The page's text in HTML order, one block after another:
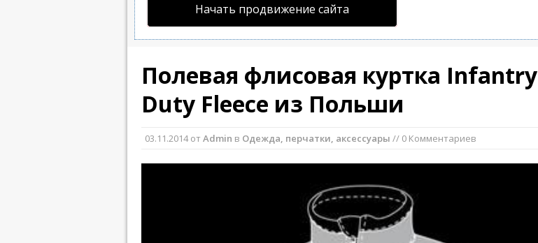
Начать продвижение сайта
Полевая флисовая куртка Infantry
Duty Fleece из Польши
03.11.2014от Admin в Одежда, перчатки, аксессуары // 0 Комментариев